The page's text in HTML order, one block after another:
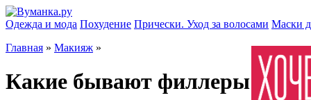
Одежда и мода Похудение Прически. Уход за волосами Маски
Главная » Макияж »
Какие бывают филлеры для